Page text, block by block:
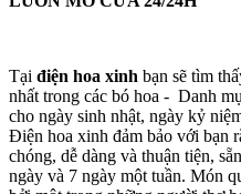
Tại điện hoa xinh bạn sẽ tìm
nhất trong các bó hoa - Danh
cho ngày sinh nhật, ngày kỷ
Điện hoa xinh đảm bảo với bạn
chóng, dễ dàng và thuận tiện,
ngày và 7 ngày một tuần. Món